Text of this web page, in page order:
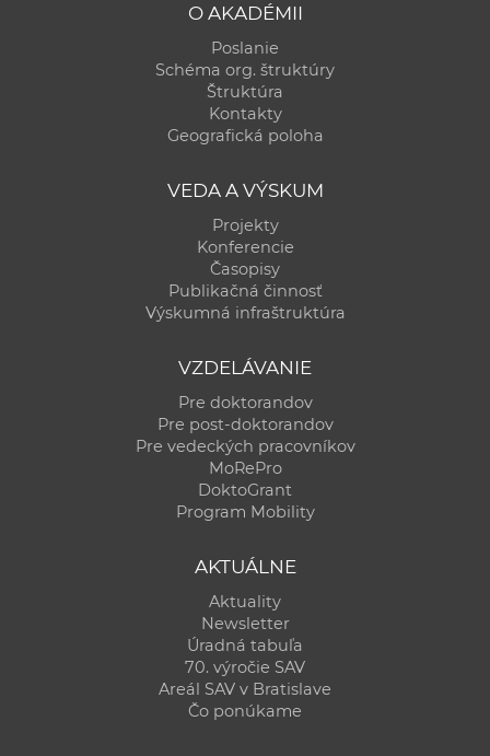
O AKADÉMII
Poslanie
Schéma org. štruktúry
Štruktúra
Kontakty
Geografická poloha
VEDA A VÝSKUM
Projekty
Konferencie
Časopisy
Publikačná činnosť
Výskumná infraštruktúra
VZDELÁVANIE
Pre doktorandov
Pre post-doktorandov
Pre vedeckých pracovníkov
MoRePro
DoktoGrant
Program Mobility
AKTUÁLNE
Aktuality
Newsletter
Úradná tabuľa
70. výročie SAV
Areál SAV v Bratislave
Čo ponúkame